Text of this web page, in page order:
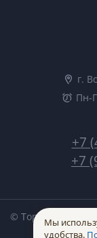
г.
Пн-
+7
+7
© ТоргВрн 2014-
Мы
удобства.